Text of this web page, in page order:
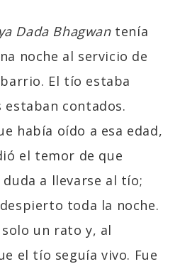
Dada Bhagwantenía
noche al servicio de
El tío estaba
estaban contados.
había oído a esa edad,
el temor de que
a llevarse al tío;
toda la noche.
un rato y, al
el tío seguía vivo. Fue